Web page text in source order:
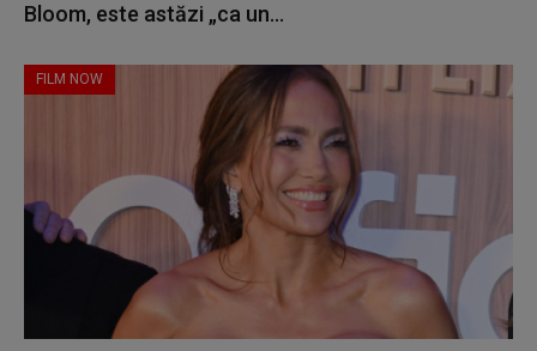
Bloom, este astăzi „ca un...
FILM NOW